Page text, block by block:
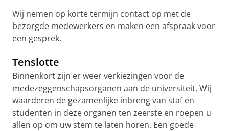
Wij nemen op korte termijn contact op met de
bezorgde medewerkers en maken een afspraak voor
een gesprek.
Tenslotte
Binnenkort zijn er weer verkiezingen voor de
medezeggenschapsorganen aan de universiteit. Wij
waarderen de gezamenlijke inbreng van staf en
studenten in deze organen ten zeerste en roepen u
allen op om uw stem te laten horen. Een goede